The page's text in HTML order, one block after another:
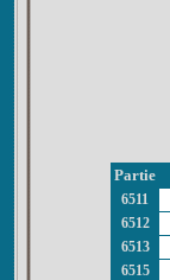
Partie
6511
6512
6513
6515